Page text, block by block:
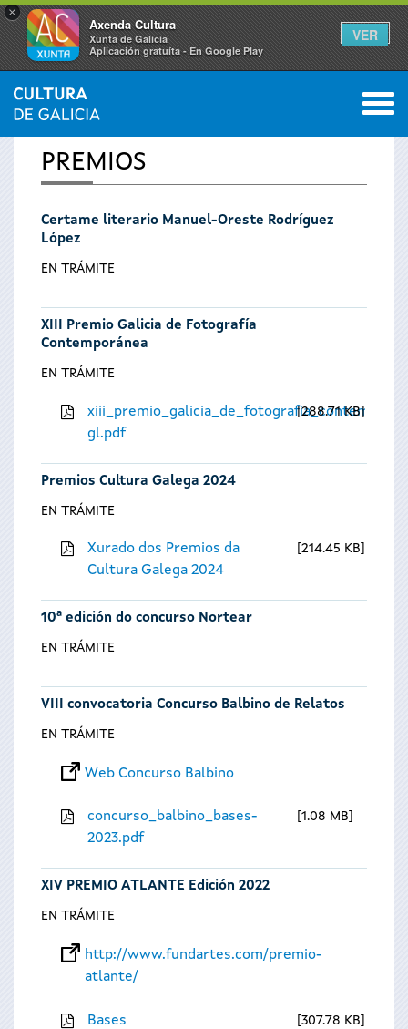
×
Axenda Cultura
Xunta de Galicia
Aplicación gratuíta - En Google Play
VER
Vostede
está
aquí
INICIO 0
PREMIOS
Certame literario Manuel-Oreste Rodríguez
López
EN TRÁMITE
XIII Premio Galicia de Fotografía
Contemporánea
EN TRÁMITE
gl.pdf
288.71 KB
Premios Cultura Galega 2024
EN TRÁMITE
Xurado dos Premios da
Cultura Galega 2024
214.45 KB
10ª edición do concurso Nortear
EN TRÁMITE
VIII convocatoria Concurso Balbino de Relatos
EN TRÁMITE
Web Concurso Balbino
concurso_balbino_bases-
2023.pdf
1.08 MB
XIV PREMIO ATLANTE Edición 2022
EN TRÁMITE
http://www.fundartes.com/premio-
atlante/
Bases
307.78 KB